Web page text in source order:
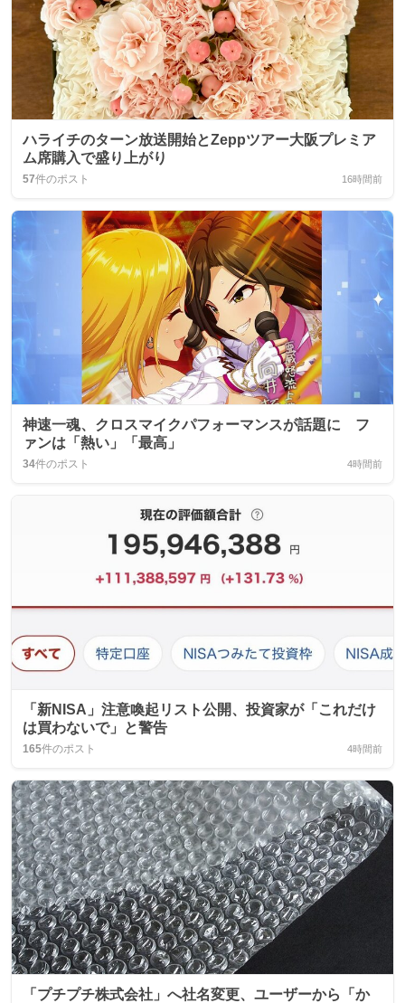
ハライチのターン放送開始とZeppツアー大阪プレミア
ム席購入で盛り上がり
57件のポスト 16時間前
神速一魂、クロスマイクパフォーマンスが話題に フ
ァンは「熱い」「最高」
34件のポスト 4時間前
「新NISA」注意喚起リスト公開、投資家が「これだけ
は買わないで」と警告
165件のポスト 4時間前
「プチプチ株式会社」へ社名変更、ユーザーから「か